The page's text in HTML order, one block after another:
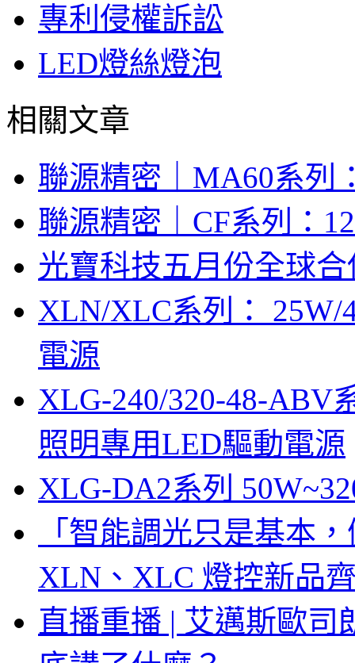
專利侵權訴訟
LED燈絲燈泡
相關文章
聯源精密｜MA60系列
聯源精密｜CF系列：
光寶科技五月份全球
XLN/XLC系列： 25W/
電源
XLG-240/320-48-ABV
照明專用LED驅動電源
XLG-DA2系列
「智能調光只是基本
XLN、XLC 燈控新品
直播重播 | 艾邁斯歐司